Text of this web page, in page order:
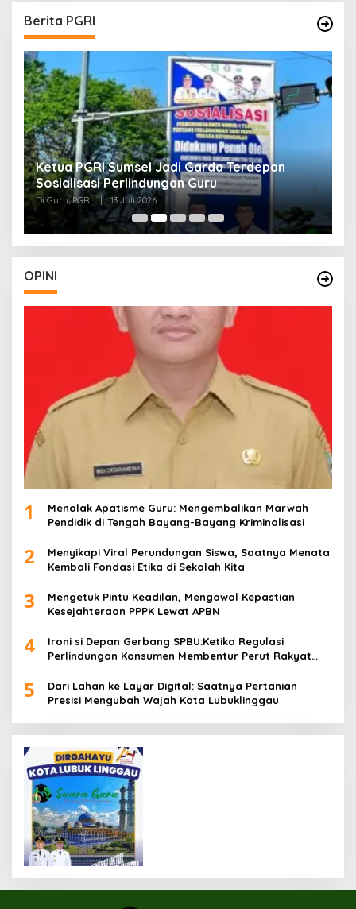
Berita PGRI
Ketua PGRI Sumsel Jadi Garda Terdepan
Sosialisasi Perlindungan Guru
Di Guru, PGRI | 13 Juli 2026
OPINI
1
Menolak Apatisme Guru: Mengembalikan Marwah
Pendidik di Tengah Bayang-Bayang Kriminalisasi
2
Menyikapi Viral Perundungan Siswa, Saatnya Menata
Kembali Fondasi Etika di Sekolah Kita
3
Mengetuk Pintu Keadilan, Mengawal Kepastian
Kesejahteraan PPPK Lewat APBN
4
Ironi si Depan Gerbang SPBU:Ketika Regulasi
Perlindungan Konsumen Membentur Perut Rakyat
5
Dari Lahan ke Layar Digital: Saatnya Pertanian
Presisi Mengubah Wajah Kota Lubuklinggau